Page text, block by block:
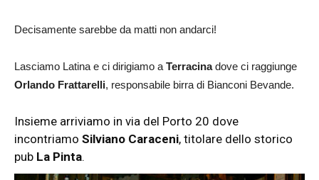
Decisamente sarebbe da matti non andarci!
Lasciamo Latina e ci dirigiamo a Terracinadove ci raggiunge
Orlando Frattarelli, responsabile birra di Bianconi Bevande.
Insieme arriviamo in via del Porto 20 dove
incontriamo Silviano Caraceni, titolare dello storico
pub La Pinta.